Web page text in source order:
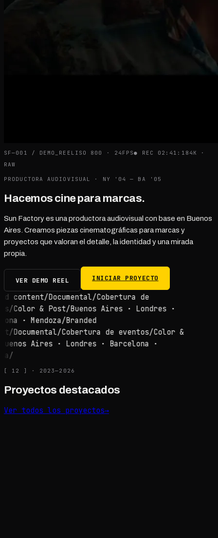
SF—001 / DEMO_REEL ISO 800 · 24FPS● REC 02:41:18 4K ·
RAW
PRODUCTORA AUDIOVISUAL · NY '04 — BA '05
Hacemos cinepara marcas.
Sun Factory es una productora audiovisual con base en Buenos
Aires. Creamos piezas cinematográficas para marcas y
proyectos que valoran el detalle, la identidad y una mirada
propia.
VER DEMO REEL INICIAR PROYECTO
content/Documental/Cobertura de
/Color & Post/Buenos Aires · Londres ·
· Mendoza/Branded
/Documental/Cobertura de eventos/Color &
Aires · Londres · Barcelona ·
/
[ 12 ] · 2023—2026
Proyectos destacados
Ver todos los proyectos→